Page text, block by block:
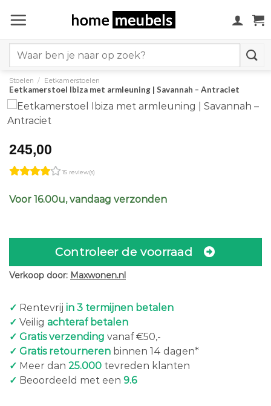
naar
for:
Stoelen / Eetkamerstoelen
Eetkamerstoel Ibiza met armleuning | Savannah – Antraciet
245,00
15 review(s)
Voor 16.00u, vandaag verzonden
Controleer de voorraad
Verkoop door: Maxwonen.nl
✓ Rentevrij in 3 termijnen betalen
✓ Veilig achteraf betalen
✓ Gratis verzending vanaf €50,-
✓ Gratis retourneren binnen 14 dagen*
✓ Meer dan 25.000 tevreden klanten
✓ Beoordeeld met een 9.6